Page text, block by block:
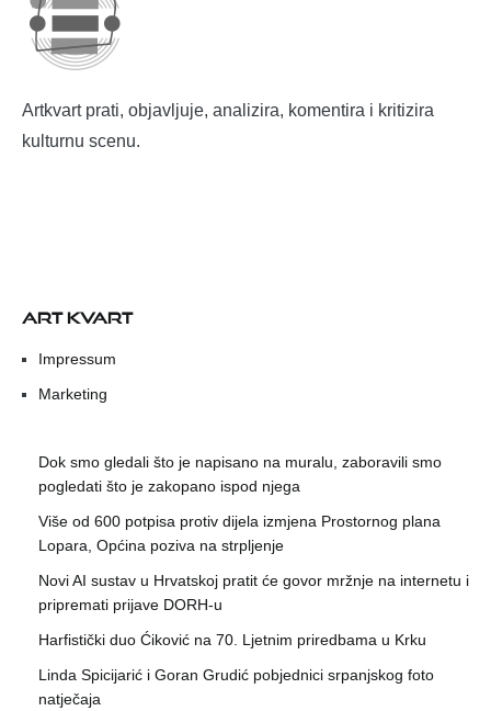
Artkvart prati, objavljuje, analizira, komentira i kritizira
kulturnu scenu.
ART KVART
Impressum
Marketing
Dok smo gledali što je napisano na muralu, zaboravili smo
pogledati što je zakopano ispod njega
Više od 600 potpisa protiv dijela izmjena Prostornog plana
Lopara, Općina poziva na strpljenje
Novi AI sustav u Hrvatskoj pratit će govor mržnje na internetu i
pripremati prijave DORH-u
Harfistički duo Ćiković na 70. Ljetnim priredbama u Krku
Linda Spicijarić i Goran Grudić pobjednici srpanjskog foto
natječaja